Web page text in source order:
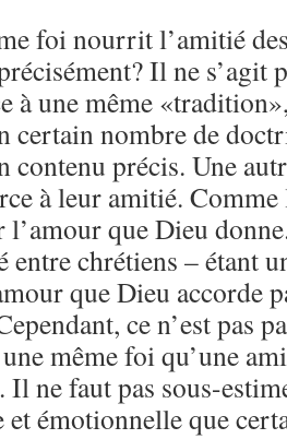
foi nourrit l’amitié
Il ne s’agit
à une même
certain nombre de
contenu précis. Une
à leur amitié.
que Dieu
entre chrétiens – étant
que Dieu accorde
ce n’est pas
même foi qu’une
Il ne faut pas sous-
émotionnelle que